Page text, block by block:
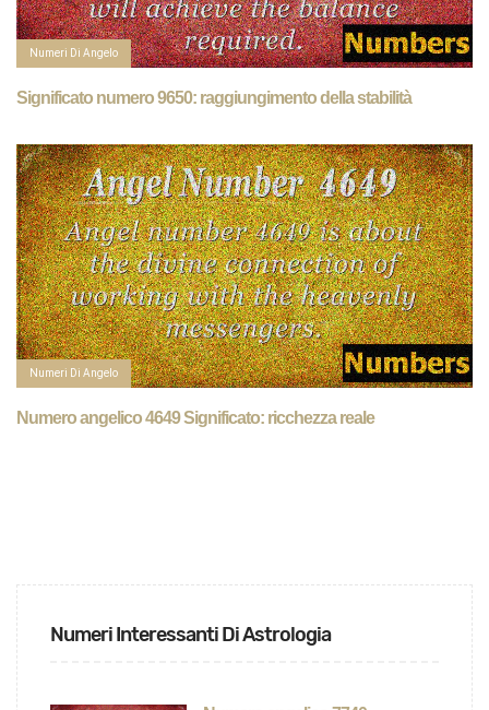
Numeri Di Angelo
Significato numero 9650: raggiungimento della stabilità
Numeri Di Angelo
Numero angelico 4649 Significato: ricchezza reale
Numeri Interessanti Di Astrologia